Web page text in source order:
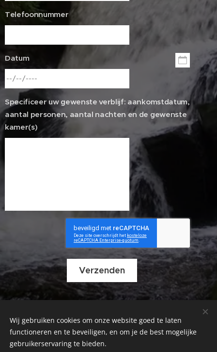
Telefoonnummer
Datum
Specificeer uw gewenste verblijf: aankomstdatum,
aantal personen, aantal nachten en de gewenste
kamer(s)
Verzenden
© 2007 / 2026, Frédéric Gomez pour Les Grillons du Morvan
58230 Lac des Settons.
Anglais et néerlandais: Z. Soprova / Allemand: E. Bernhardt .
Wij gebruiken cookies om onze website goed te laten
functioneren en te beveiligen, en om je de best mogelijke
gebruikerservaring te bieden.